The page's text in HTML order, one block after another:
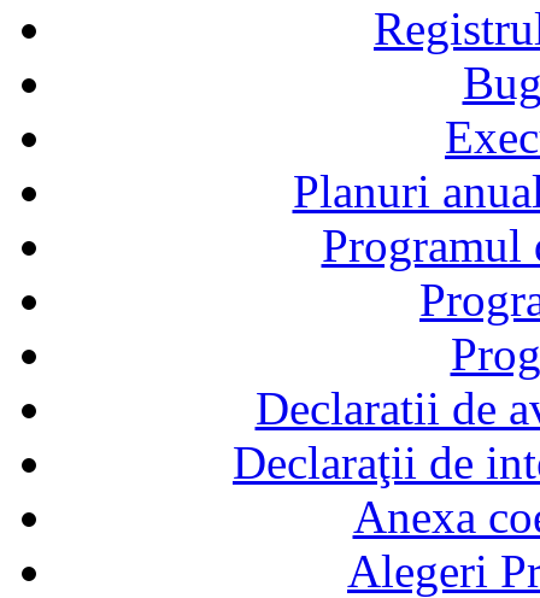
Planuri
Declaratii de
Declaraţii de
Anexa
Alegeri